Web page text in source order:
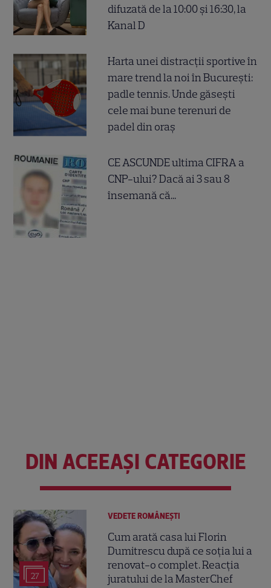
difuzată de la 10:00 și 16:30, la
Kanal D
Harta unei distracții sportive în
mare trend la noi în București:
padle tennis. Unde găsești
cele mai bune terenuri de
padel din oraș
CE ASCUNDE ultima CIFRA a
CNP-ului? Dacă ai 3 sau 8
însemană că...
DIN ACEEAȘI CATEGORIE
27
VEDETE ROMÂNEŞTI
Cum arată casa lui Florin
Dumitrescu după ce soția lui a
renovat-o complet. Reacția
juratului de la MasterChef